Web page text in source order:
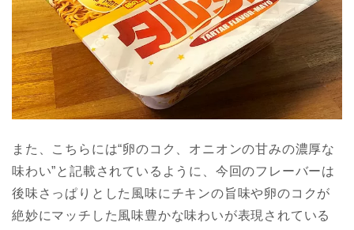
また、こちらには“卵のコク、オニオンの甘みの濃厚な
味わい”と記載されているように、今回のフレーバーは
後味さっぱりとした風味にチキンの旨味や卵のコクが
絶妙にマッチした風味豊かな味わいが表現されている